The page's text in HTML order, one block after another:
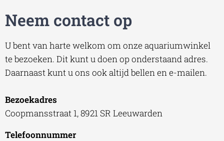
Neem contact op
U bent van harte welkom om onze aquariumwinkel
te bezoeken. Dit kunt u doen op onderstaand adres.
Daarnaast kunt u ons ook altijd bellen en e-mailen.
Bezoekadres
Coopmansstraat 1, 8921 SR Leeuwarden
Telefoonnummer